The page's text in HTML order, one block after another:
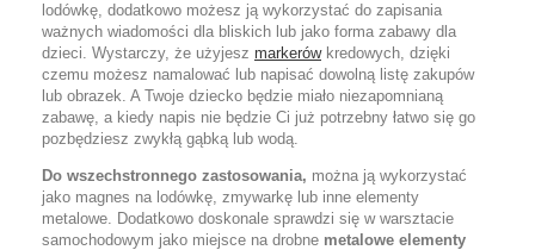
lodówkę, dodatkowo możesz ją wykorzystać do zapisania
ważnych wiadomości dla bliskich lub jako forma zabawy dla
dzieci. Wystarczy, że użyjesz markerówkredowych, dzięki
czemu możesz namalować lub napisać dowolną listę zakupów
lub obrazek. A Twoje dziecko będzie miało niezapomnianą
zabawę, a kiedy napis nie będzie Ci już potrzebny łatwo się go
pozbędziesz zwykłą gąbką lub wodą.
Do wszechstronnego zastosowania, można ją wykorzystać
jako magnes na lodówkę, zmywarkę lub inne elementy
metalowe. Dodatkowo doskonale sprawdzi się w warsztacie
samochodowym jako miejsce na drobne metalowe elementy